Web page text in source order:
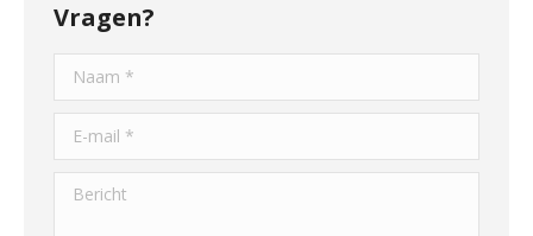
Vragen?
Naam *
E-mail *
Bericht